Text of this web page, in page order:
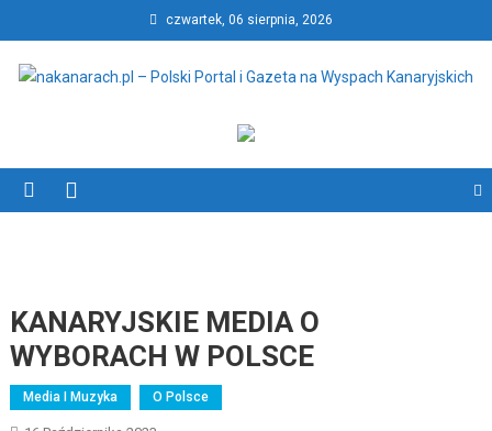
to
content
czwartek, 06 sierpnia, 2026
nakanarach.pl – Polski Portal
i Gazeta na Wyspach
Kanaryjskich
KANARYJSKIE MEDIA O
WYBORACH W POLSCE
Media I Muzyka O Polsce